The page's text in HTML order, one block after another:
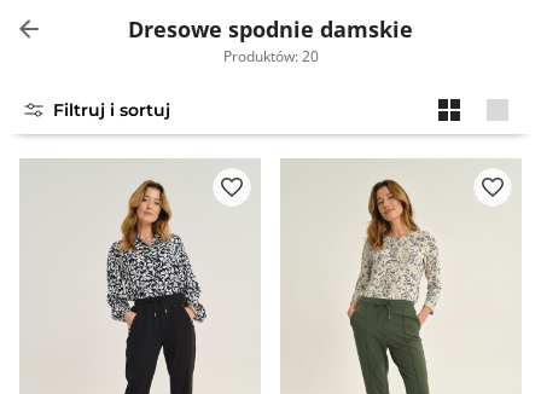
Dresowe spodnie damskie
Produktów: 20
Filtruj i sortuj